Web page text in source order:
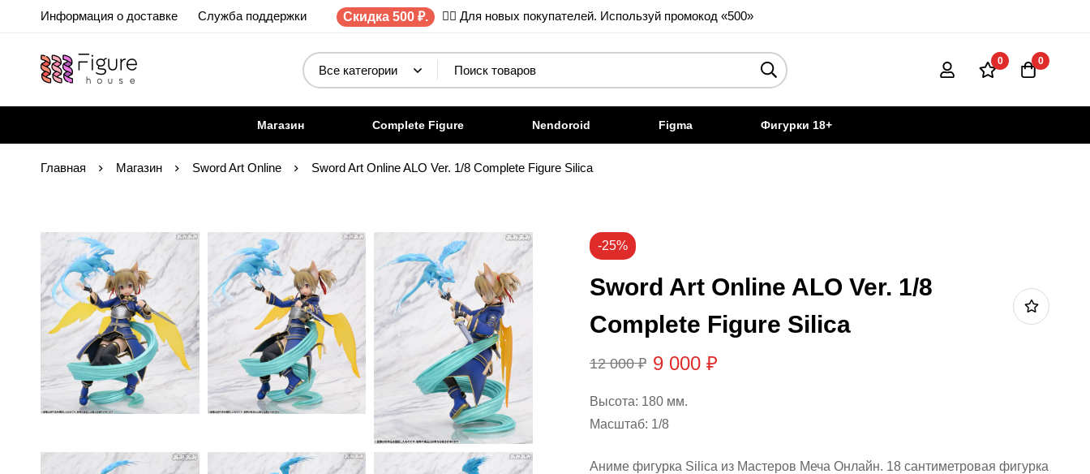
Информация о доставке Служба поддержки Скидка 500 ₽. ✌🏼 Для новых покупателей. Используй промокод «500»
0 0
Магазин Complete Figure Nendoroid Figma Фигурки 18+
Главная Магазин Sword Art Online Sword Art Online ALO Ver. 1/8 Complete Figure Silica
-25%
Sword Art Online ALO Ver. 1/8
Complete Figure Silica
12 000₽ 9 000 ₽
Высота: 180 мм.
Масштаб: 1/8
Аниме фигурка Silica из Мастеров Меча Онлайн. 18 сантиметровая фигурка